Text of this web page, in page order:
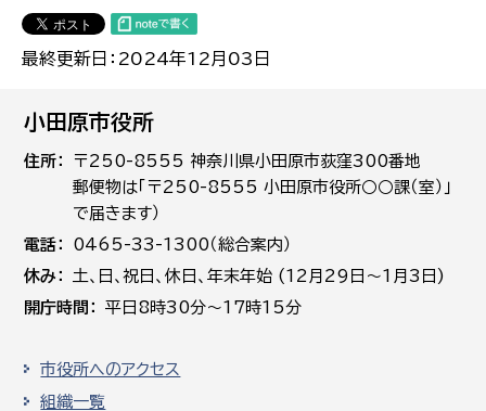
最終更新日：2024年12月03日
小田原市役所
住所
〒250-8555 神奈川県小田原市荻窪300番地
郵便物は「〒250-8555 小田原市役所○○課（室）」
で届きます）
電話
0465-33-1300（総合案内）
休み
土､日､祝日、休日、年末年始 (12月29日～1月3日)
開庁時間
平日8時30分～17時15分
市役所へのアクセス
組織一覧